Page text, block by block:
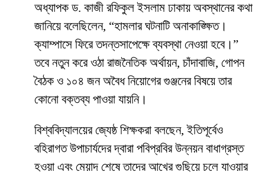
অধ্যাপক ড. কাজী রফিকুল ইসলাম ঢাকায় অবস্থানের কথা
জানিয়ে বলেছিলেন, “হামলার ঘটনাটি অনাকাঙ্ক্ষিত।
ক্যাম্পাসে ফিরে তদন্তসাপেক্ষে ব্যবস্থা নেওয়া হবে।”
তবে নতুন করে ওঠা রাজনৈতিক অর্থায়ন, চাঁদাবাজি, গোপন
বৈঠক ও ১০৪ জন অবৈধ নিয়োগের গুঞ্জনের বিষয়ে তার
কোনো বক্তব্য পাওয়া যায়নি।
​বিশ্ববিদ্যালয়ের জ্যেষ্ঠ শিক্ষকরা বলছেন, ইতিপূর্বেও
বহিরাগত উপাচার্যদের দ্বারা পবিপ্রবির উন্নয়ন বাধাগ্রস্ত
হওয়া এবং মেয়াদ শেষে তাদের আখের গুছিয়ে চলে যাওয়ার